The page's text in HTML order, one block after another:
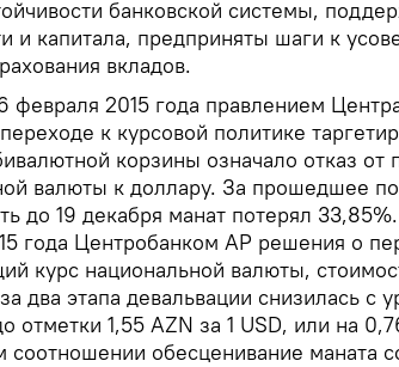
банковской системы,
и капитала, предприняты шаги к
вкладов.
февраля 2015 года правлением
к курсовой политике
корзины означало отказ от
валюты к доллару. За прошедшее
до 19 декабря манат потерял
года Центробанком АР решения о
курс национальной валюты,
два этапа девальвации снизилась с
отметки 1,55 AZN за 1 USD, или на
соотношении обесценивание маната